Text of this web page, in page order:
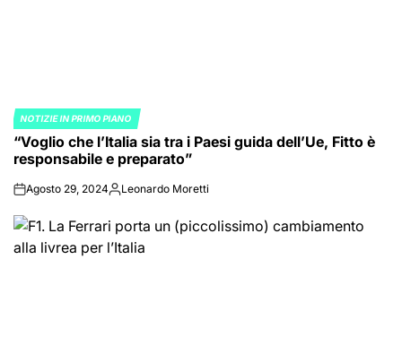
POSTED
IN
NOTIZIE IN PRIMO PIANO
“Voglio che l’Italia sia tra i Paesi guida dell’Ue, Fitto è
responsabile e preparato”
onAgosto 29, 2024Posted
Leonardo Moretti